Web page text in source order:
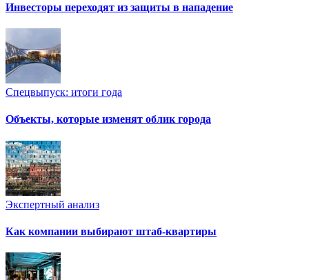
Инвесторы переходят из защиты в нападение
Спецвыпуск: итоги года
Объекты, которые изменят облик города
Экспертный анализ
Как компании выбирают штаб-квартиры